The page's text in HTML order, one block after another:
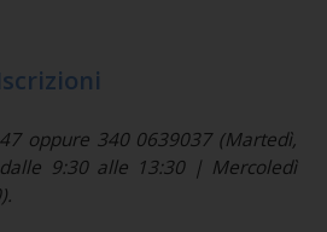
oppure 340 0639037 (Martedì,
9:30 alle 13:30 | Mercoledì